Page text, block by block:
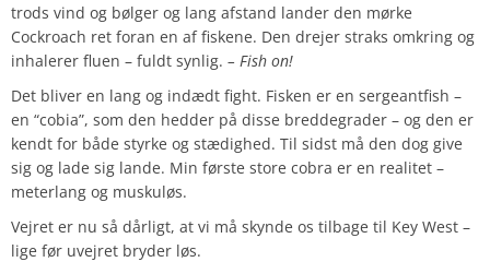
trods vind og bølger og lang afstand lander den mørke
Cockroach ret foran en af fiskene. Den drejer straks omkring og
inhalerer fluen – fuldt synlig. – Fish on!
Det bliver en lang og indædt fight. Fisken er en sergeantfish –
en “cobia”, som den hedder på disse breddegrader – og den er
kendt for både styrke og stædighed. Til sidst må den dog give
sig og lade sig lande. Min første store cobra er en realitet –
meterlang og muskuløs.
Vejret er nu så dårligt, at vi må skynde os tilbage til Key West –
lige før uvejret bryder løs.